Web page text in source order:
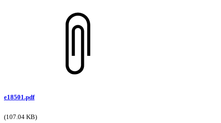
e18501.pdf
(107.04 KB)